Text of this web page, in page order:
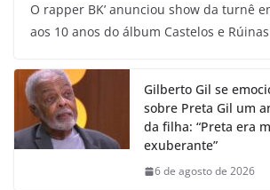
O rapper BK’ anunciou show da turnê
aos 10 anos do álbum Castelos e
Gilberto Gil se
sobre Preta Gil um
da filha: “Preta era
exuberante”
6 de agosto de 2026